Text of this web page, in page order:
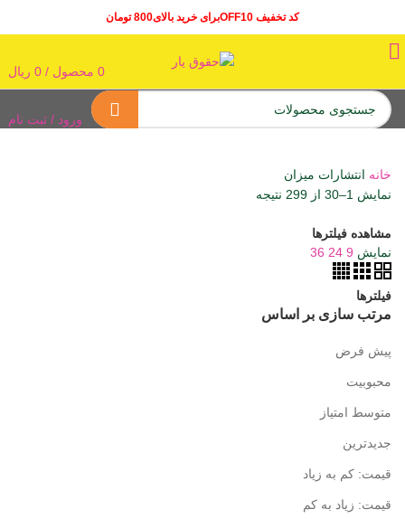
کد تخفیف OFF10برای خرید بالای800 تومان
0 محصول /
0 ریال
ورود / ثبت نام
خانه انتشارات میزان
نمایش 1–30 از 299 نتیجه
مشاهده فیلترها
نمایش 9
24
36
فیلترها
مرتب سازی بر اساس
پیش فرض
محبوبیت
متوسط امتیاز
جدیدترین
قیمت: کم به زیاد
قیمت: زیاد به کم